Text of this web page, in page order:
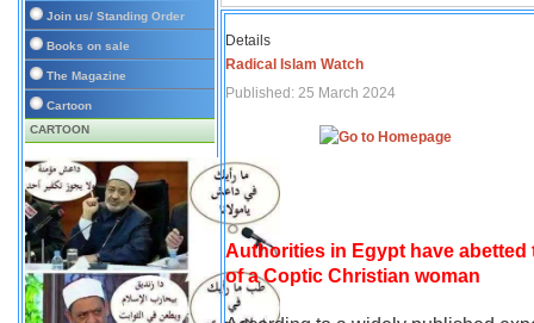
Join us/ Standing Order
Books on sale
The Magazine
Cartoon
CARTOON
Details
Radical Islam Watch
Published: 25 March 2024
Authorities in Egypt have
of a Coptic Christian woman